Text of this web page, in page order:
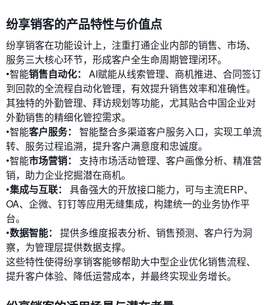
纷享销客的产品特性与价值点
纷享销客在功能设计上，注重打通企业内部的销售、市场、
服务三大核心环节，形成客户全生命周期管理闭环。
•智能销售自动化：
AI赋能从线索管理、商机推进、合同签订
到回款的全流程自动化管理，有效提升销售效率和准确性。
其独特的外勤管理、拜访规划等功能，尤其贴合中国企业对
外勤销售的精细化管控需求。
•智能客户服务：
智能整合多渠道客户服务入口，实现工单流
转、服务过程追溯，提升客户满意度和忠诚度。
•智能市场营销：
支持市场活动管理、客户画像分析、精准营
销，助力企业挖掘潜在商机。
•集成与互联：
具备强大的开放接口能力，可与主流ERP、
OA、企微、钉钉等应用无缝集成，构建统一的业务协作平
台。
•数据智能：
提供多维度报表分析、销售预测、客户行为洞
察，为管理层提供数据支撑。
这些特性使得纷享销客能够帮助大中型企业优化销售流程、
提升客户体验、降低运营成本，并最终实现业务增长。